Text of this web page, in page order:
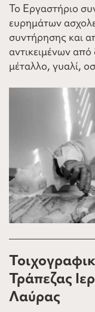
Το Εργαστήριο
ευρημάτων
συντήρησης και
αντικειμένων
μέταλλο, γυαλί,
Τράπεζας
Λαύρας